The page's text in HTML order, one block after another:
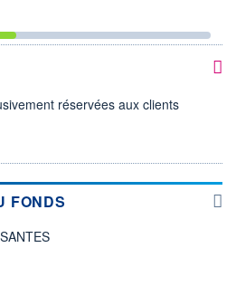
réservées aux clients
FONDS